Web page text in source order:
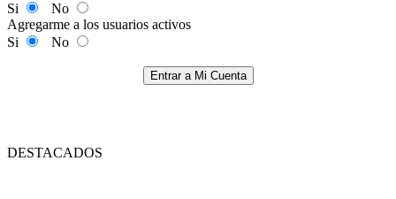
Si
No
Agregarme a los usuarios activos
Si
No
Entrar a Mi Cuenta
DESTACADOS